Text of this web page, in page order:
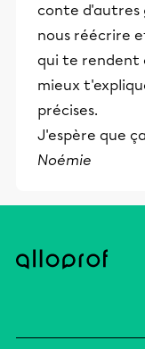
conte
nous réécrire
qui te rendent
mieux
précises.
J'espère que
Noémie